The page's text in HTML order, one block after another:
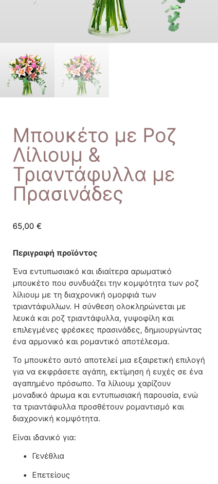
Μπουκέτο με Ροζ
Λίλιουμ &
Τριαντάφυλλα με
Πρασινάδες
65,00 €
Περιγραφή προϊόντος
Ένα εντυπωσιακό και ιδιαίτερα αρωματικό
μπουκέτο που συνδυάζει την κομψότητα των ροζ
λίλιουμ με τη διαχρονική ομορφιά των
τριαντάφυλλων. Η σύνθεση ολοκληρώνεται με
λευκά και ροζ τριαντάφυλλα, γυψοφίλη και
επιλεγμένες φρέσκες πρασινάδες, δημιουργώντας
ένα αρμονικό και ρομαντικό αποτέλεσμα.
Το μπουκέτο αυτό αποτελεί μια εξαιρετική επιλογή
για να εκφράσετε αγάπη, εκτίμηση ή ευχές σε ένα
αγαπημένο πρόσωπο. Τα λίλιουμ χαρίζουν
μοναδικό άρωμα και εντυπωσιακή παρουσία, ενώ
τα τριαντάφυλλα προσθέτουν ρομαντισμό και
διαχρονική κομψότητα.
Είναι ιδανικό για:
Γενέθλια
Επετείους